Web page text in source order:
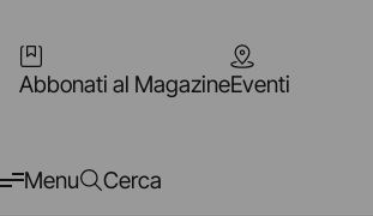
Abbonati al MagazineEventi
Menu Cerca